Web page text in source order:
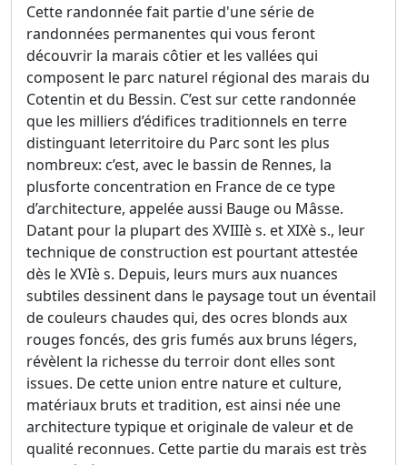
Cette randonnée fait partie d'une série de
randonnées permanentes qui vous feront
découvrir la marais côtier et les vallées qui
composent le parc naturel régional des marais du
Cotentin et du Bessin. C’est sur cette randonnée
que les milliers d’édifices traditionnels en terre
distinguant leterritoire du Parc sont les plus
nombreux: c’est, avec le bassin de Rennes, la
plusforte concentration en France de ce type
d’architecture, appelée aussi Bauge ou Mâsse.
Datant pour la plupart des XVIIIè s. et XIXè s., leur
technique de construction est pourtant attestée
dès le XVIè s. Depuis, leurs murs aux nuances
subtiles dessinent dans le paysage tout un éventail
de couleurs chaudes qui, des ocres blonds aux
rouges foncés, des gris fumés aux bruns légers,
révèlent la richesse du terroir dont elles sont
issues. De cette union entre nature et culture,
matériaux bruts et tradition, est ainsi née une
architecture typique et originale de valeur et de
qualité reconnues. Cette partie du marais est très